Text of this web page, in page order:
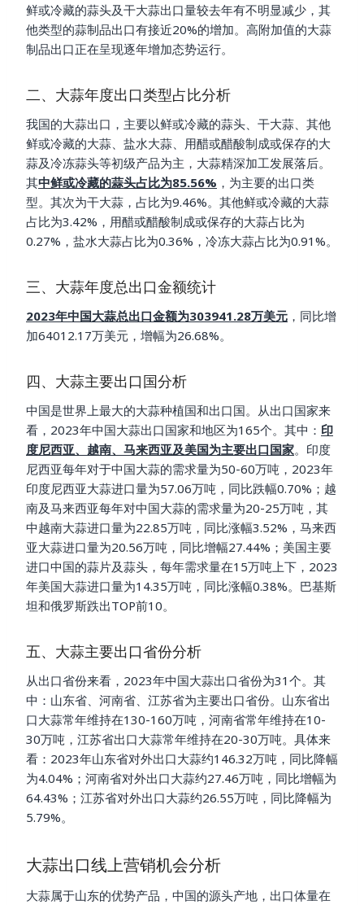
鲜或冷藏的蒜头及干大蒜出口量较去年有不明显减少，其
他类型的蒜制品出口有接近20%的增加。高附加值的大蒜
制品出口正在呈现逐年增加态势运行。
二、大蒜年度出口类型占比分析
我国的大蒜出口，主要以鲜或冷藏的蒜头、干大蒜、其他
鲜或冷藏的大蒜、盐水大蒜、用醋或醋酸制成或保存的大
蒜及冷冻蒜头等初级产品为主，大蒜精深加工发展落后。
其中鲜或冷藏的蒜头占比为85.56% ，为主要的出口类
型。其次为干大蒜，占比为9.46%。其他鲜或冷藏的大蒜
占比为3.42%，用醋或醋酸制成或保存的大蒜占比为
0.27%，盐水大蒜占比为0.36%，冷冻大蒜占比为0.91%。
三、大蒜年度总出口金额统计
2023年中国大蒜总出口金额为303941.28万美元 ，同比增
加64012.17万美元，增幅为26.68%。
四、大蒜主要出口国分析
中国是世界上最大的大蒜种植国和出口国。从出口国家来
看，2023年中国大蒜出口国家和地区为165个。其中： 印
度尼西亚、越南、马来西亚及美国为主要出口国家。印度
尼西亚每年对于中国大蒜的需求量为50-60万吨，2023年
印度尼西亚大蒜进口量为57.06万吨，同比跌幅0.70%；越
南及马来西亚每年对中国大蒜的需求量为20-25万吨，其
中越南大蒜进口量为22.85万吨，同比涨幅3.52%，马来西
亚大蒜进口量为20.56万吨，同比增幅27.44%；美国主要
进口中国的蒜片及蒜头，每年需求量在15万吨上下，2023
年美国大蒜进口量为14.35万吨，同比涨幅0.38%。巴基斯
坦和俄罗斯跌出TOP前10。
五、大蒜主要出口省份分析
从出口省份来看，2023年中国大蒜出口省份为31个。其
中：山东省、河南省、江苏省为主要出口省份。山东省出
口大蒜常年维持在130-160万吨，河南省常年维持在10-
30万吨，江苏省出口大蒜常年维持在20-30万吨。具体来
看：2023年山东省对外出口大蒜约146.32万吨，同比降幅
为4.04%；河南省对外出口大蒜约27.46万吨，同比增幅为
64.43%；江苏省对外出口大蒜约26.55万吨，同比降幅为
5.79%。
大蒜出口线上营销机会分析
大蒜属于山东的优势产品，中国的源头产地，出口体量在